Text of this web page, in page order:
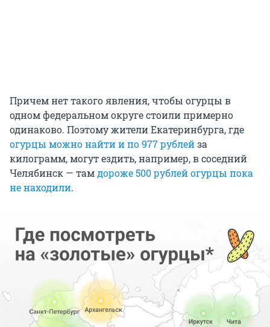
Причем нет такого явления, чтобы огурцы в
одном федеральном округе стоили примерно
одинаково. Поэтому жители Екатеринбурга, где
огурцы можно найти и по 977 рублейза
килограмм, могут ездить, например, в соседний
Челябинск — тамдороже 500 рублей огурцы пока
не находили.